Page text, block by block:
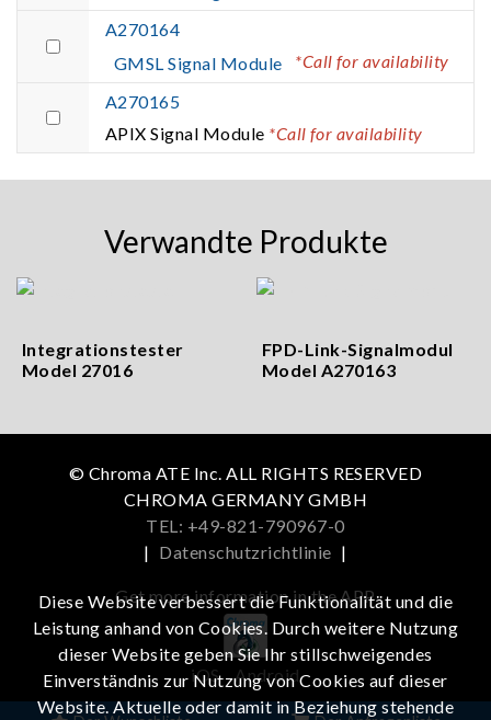
A270164
GMSL Signal Module
*Call for availability
A270165
APIX Signal Module *Call for availability
Verwandte Produkte
Integrationstester
Model 27016
FPD-Link-Signalmodul
Model A270163
© Chroma ATE Inc. ALL RIGHTS RESERVED
CHROMA GERMANY GMBH
TEL: +49-821-790967-0
| Datenschutzrichtlinie |
Get more information in the APP
iOS Android
Diese Website verbessert die Funktionalität und die
Leistung anhand von Cookies. Durch weitere Nutzung
dieser Website geben Sie Ihr stillschweigendes
Einverständnis zur Nutzung von Cookies auf dieser
Website. Aktuelle oder damit in Beziehung stehende